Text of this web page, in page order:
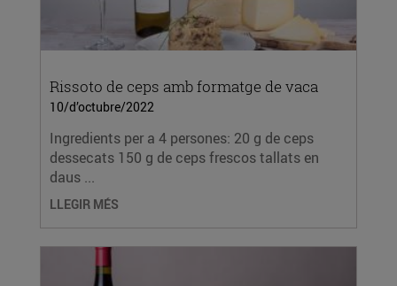
Rissoto de ceps amb formatge de vaca
10/d’octubre/2022
Ingredients per a 4 persones: 20 g de ceps
dessecats 150 g de ceps frescos tallats en
daus ...
LLEGIR MÉS